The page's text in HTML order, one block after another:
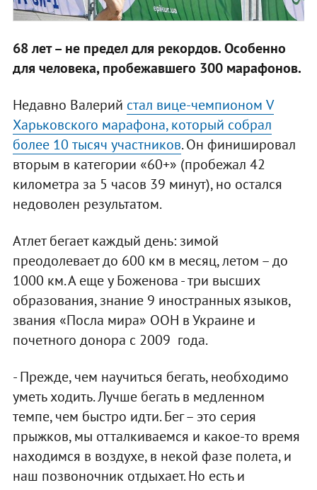
68 лет – не предел для рекордов. Особенно
для человека, пробежавшего 300 марафонов.
Недавно Валерий стал вице-чемпионом V
Харьковского марафона, который собрал
более 10 тысяч участников. Он финишировал
вторым в категории «60+» (пробежал 42
километра за 5 часов 39 минут), но остался
недоволен результатом.
Атлет бегает каждый день: зимой
преодолевает до 600 км в месяц, летом – до
1000 км. А еще у Боженова - три высших
образования, знание 9 иностранных языков,
звания «Посла мира» ООН в Украине и
почетного донора с 2009 года.
- Прежде, чем научиться бегать, необходимо
уметь ходить. Лучше бегать в медленном
темпе, чем быстро идти. Бег – это серия
прыжков, мы отталкиваемся и какое-то время
находимся в воздухе, в некой фазе полета, и
наш позвоночник отдыхает. Но есть и